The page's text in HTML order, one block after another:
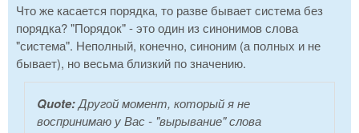
Что же касается порядка, то разве бывает система без
порядка? "Порядок" - это один из синонимов слова
"система". Неполный, конечно, синоним (а полных и не
бывает), но весьма близкий по значению.
Quote:Другой момент, который я не
воспринимаю у Вас - "вырывание" слова